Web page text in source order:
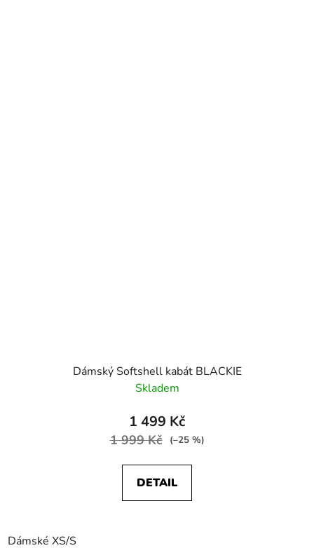
Dámský Softshell kabát BLACKIE
Skladem
1 499 Kč
1 999 Kč (–25 %)
DETAIL
Dámské XS/S